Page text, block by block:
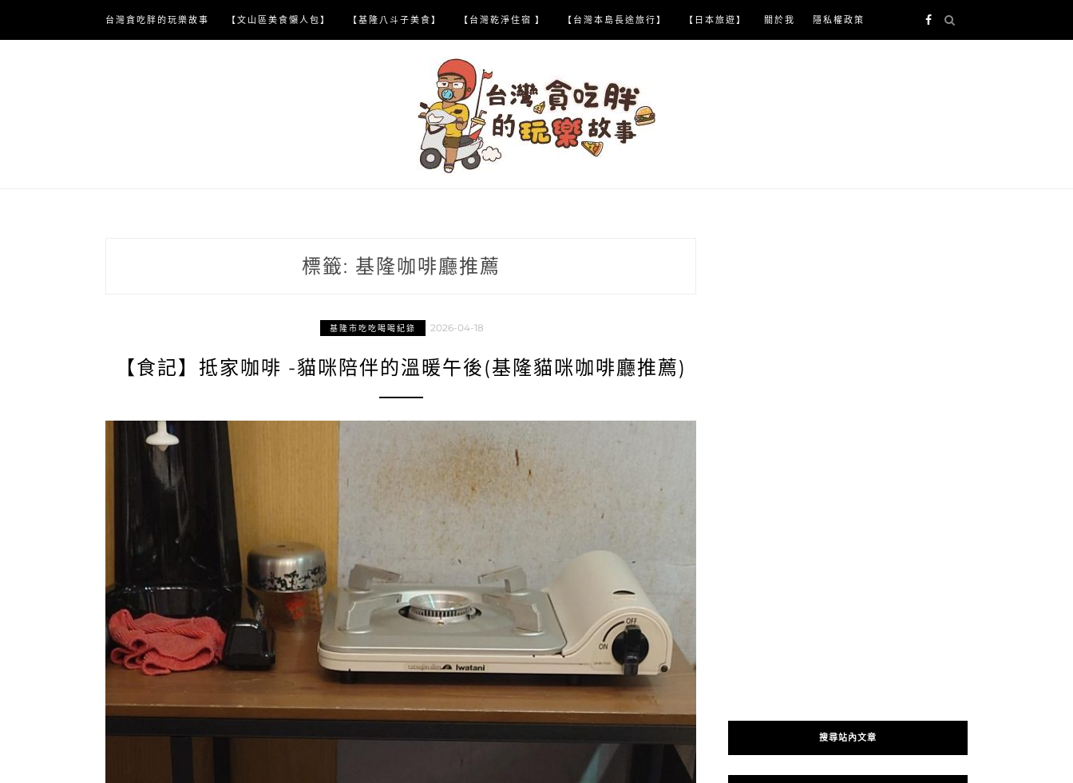
content
台灣貪吃胖的玩樂故事 【文山區美食懶人包】 【基隆八斗子美食】 【台灣乾淨住宿 】 【台灣本島長途旅行】 【日本旅遊】 關於我 隱私權政策
標籤: 基隆咖啡廳推薦
基隆市吃吃喝喝紀錄 2026-04-18
【食記】抵家咖啡 -貓咪陪伴的溫暖午後(基隆貓咪咖啡廳推薦)
搜尋站內文章